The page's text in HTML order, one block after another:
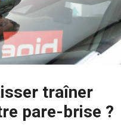
traîner
pare-brise ?